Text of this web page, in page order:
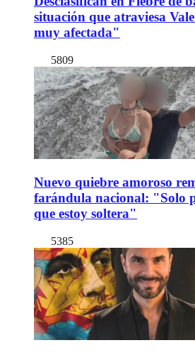
situación que atraviesa
muy afectada"
5809
Nuevo quiebre amoroso
farándula nacional: "Solo
que estoy soltera"
5385